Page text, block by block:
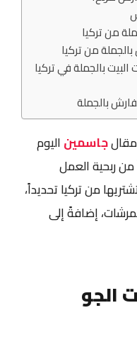
من تركيا
من تركيا
بالجملة في تركيا
بالجملة
جاسميناليوم
ربحية العمل
من تركيا تحديداً،
إضافةً إلى
الجو